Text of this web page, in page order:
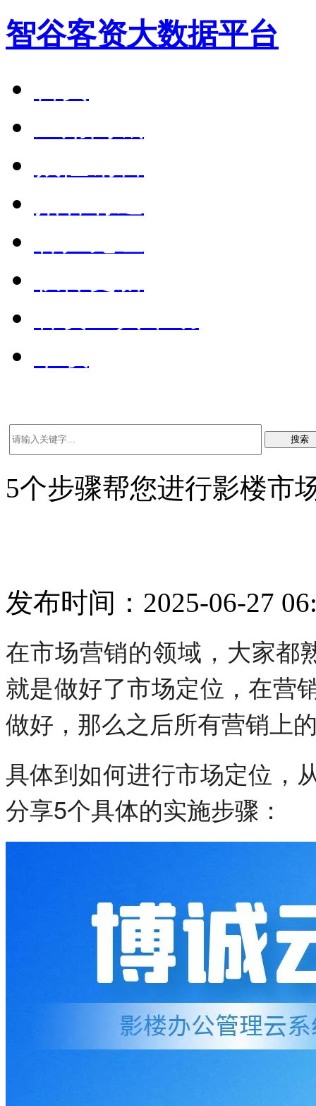
智谷客资大数据平台
搜索
5个步骤帮您进行影楼市
发布时间：2025-06-27
在市场营销的领域，大家都
就是做好了市场定位，在营
做好，那么之后所有营销上
具体到如何进行市场定位，
分享5个具体的实施步骤：